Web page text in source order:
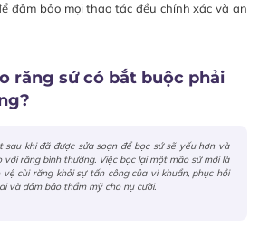
đảm bảo mọi thao tác đều chính xác và an
răng sứ có bắt buộc phải
sau khi đã được sửa soạn để bọc sứ sẽ yếu hơn và
với răng bình thường. Việc bọc lại một mão sứ mới là
cùi răng khỏi sự tấn công của vi khuẩn, phục hồi
và đảm bảo thẩm mỹ cho nụ cười.